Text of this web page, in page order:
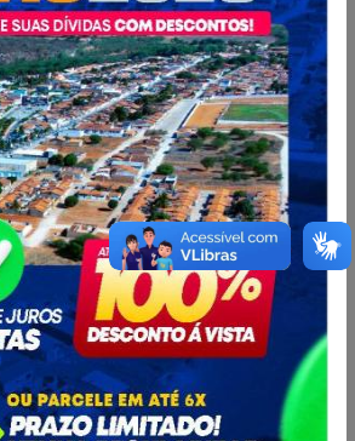
natureza administrativa relacionadas
da Prefeitura; expedição e
a organização, manutenção e
legislação e demais atos expedidos
de políticas e a promoção e
relacionadas à segurança no
e aos benefícios para o pessoal da
técnico em informática aos órgãos e
prestação de contas dos recursos
por outras esferas de poder;
tecnológico e operacional
mobiliário e imobiliário da
da Lei de Diretrizes
Plurianual, da proposta
com as demais secretarias; o